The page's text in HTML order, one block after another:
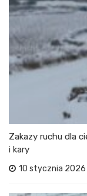
Zakazy ruchu dla
i kary
10 stycznia 2026